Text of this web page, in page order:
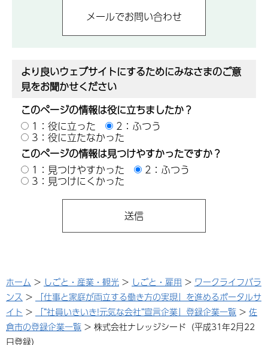
より良いウェブサイトにするためにみなさまのご意
見をお聞かせください
このページの情報は役に立ちましたか？
1：役に立った
2：ふつう
3：役に立たなかった
このページの情報は見つけやすかったですか？
1：見つけやすかった
2：ふつう
3：見つけにくかった
ホーム > しごと・産業・観光 > しごと・雇用 > ワークライフバラ
ンス >
「仕事と家庭が両立する働き方の実現」を進めるポータルサ
イト > 「“社員いきいき!元気な会社”宣言企業」登録企業一覧 > 佐
倉市の登録企業一覧 > 株式会社ナレッジシード（平成31年2月22
日登録）